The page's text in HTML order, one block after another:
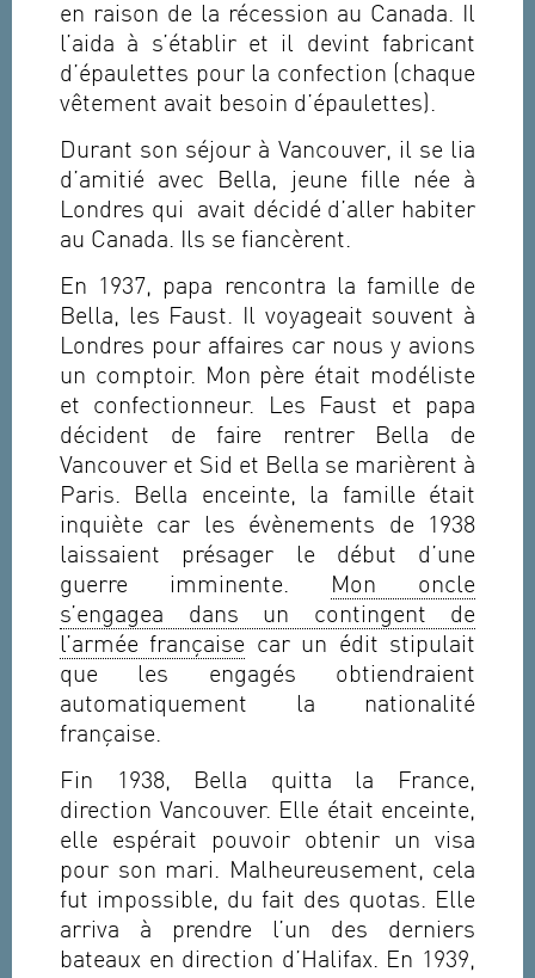
en raison de la récession au Canada. Il
l’aida à s’établir et il devint fabricant
d’épaulettes pour la confection (chaque
vêtement avait besoin d’épaulettes).
Durant son séjour à Vancouver, il se lia
d’amitié avec Bella, jeune fille née à
Londres qui avait décidé d’aller habiter
au Canada. Ils se fiancèrent.
En 1937, papa rencontra la famille de
Bella, les Faust. Il voyageait souvent à
Londres pour affaires car nous y avions
un comptoir. Mon père était modéliste
et confectionneur. Les Faust et papa
décident de faire rentrer Bella de
Vancouver et Sid et Bella se marièrent à
Paris. Bella enceinte, la famille était
inquiète car les évènements de 1938
laissaient présager le début d’une
guerre imminente. Mon oncle
s’engagea dans un contingent de
l’armée française car un édit stipulait
que les engagés obtiendraient
automatiquement la nationalité
française.
Fin 1938, Bella quitta la France,
direction Vancouver. Elle était enceinte,
elle espérait pouvoir obtenir un visa
pour son mari. Malheureusement, cela
fut impossible, du fait des quotas. Elle
arriva à prendre l’un des derniers
bateaux en direction d’Halifax. En 1939,